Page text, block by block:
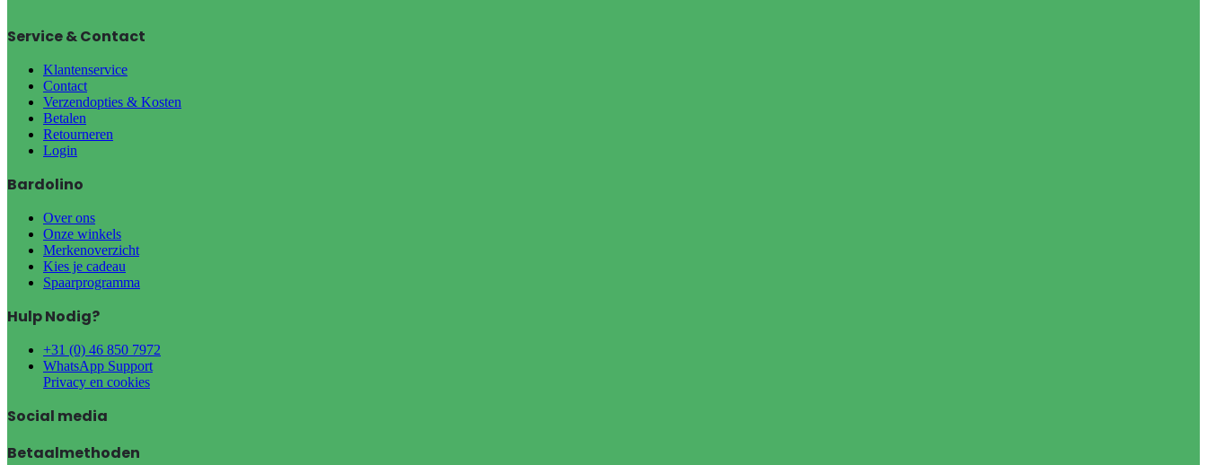
Service & Contact
Klantenservice
Contact
Verzendopties & Kosten
Betalen
Retourneren
Login
Bardolino
Over ons
Onze winkels
Merkenoverzicht
Kies je cadeau
Spaarprogramma
Hulp Nodig?
+31 (0) 46 850 7972
WhatsApp Support
Privacy en cookies
Social media
Betaalmethoden